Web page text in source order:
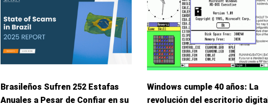
Brasileños Sufren 252 Estafas
Anuales a Pesar de Confiar en su
Windows cumple 40 años: La
revolución del escritorio digital